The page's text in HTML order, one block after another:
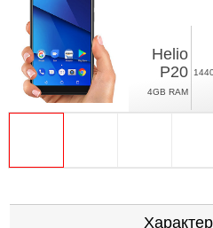
Helio
P20
4GB RAM